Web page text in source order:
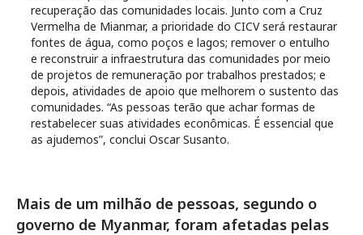
recuperação das comunidades locais. Junto com a Cruz
Vermelha de Mianmar, a prioridade do CICV será restaurar
fontes de água, como poços e lagos; remover o entulho
e reconstruir a infraestrutura das comunidades por meio
de projetos de remuneração por trabalhos prestados; e
depois, atividades de apoio que melhorem o sustento das
comunidades. “As pessoas terão que achar formas de
restabelecer suas atividades econômicas. É essencial que
as ajudemos”, conclui Oscar Susanto.
Mais de um milhão de pessoas, segundo o
governo de Myanmar, foram afetadas pelas